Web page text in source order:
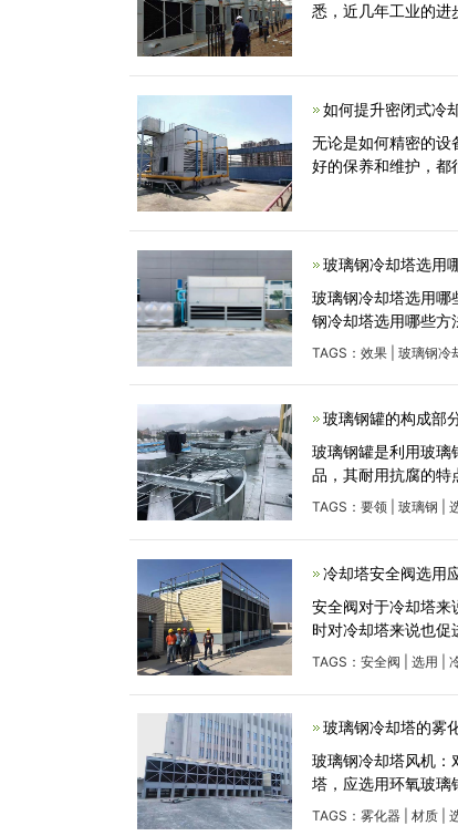
悉，近几年工业的进
如何提升密闭式冷
无论是如何精密的设
好的保养和维护，
玻璃钢冷却塔选用
玻璃钢冷却塔选用
TAGS： 效果 玻璃钢冷
玻璃钢罐的构成部
玻璃钢罐是利用玻璃
品，其耐用抗腐的
TAGS： 要领 玻璃钢
冷却塔安全阀选用
安全阀对于冷却塔来
时对冷却塔来说也
TAGS： 安全阀 选用
玻璃钢冷却塔的雾
玻璃钢冷却塔风机
塔，应选用环氧玻璃
TAGS： 雾化器 材质